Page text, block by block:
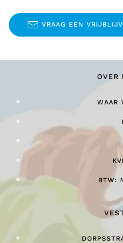
VRAAG EEN
OVER
WAAR
BTW: